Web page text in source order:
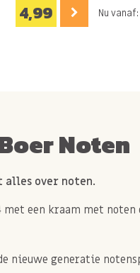
4,99 Nu vanaf:
Noten
alles over noten.
met een kraam met
nieuwe generatie